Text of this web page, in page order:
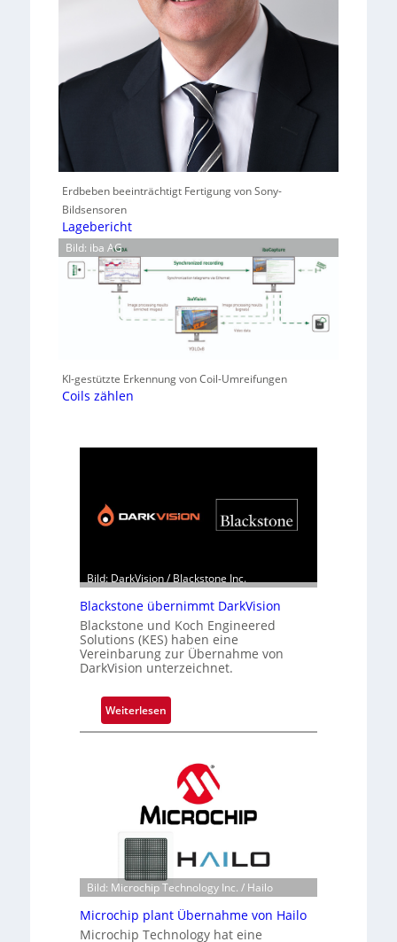
Erdbeben beeinträchtigt Fertigung von Sony-
Bildsensoren
Lagebericht
Bild: iba AG
KI-gestützte Erkennung von Coil-Umreifungen
Coils zählen
Bild: DarkVision / Blackstone Inc.
Blackstone übernimmt DarkVision
Blackstone und Koch Engineered
Solutions (KES) haben eine
Vereinbarung zur Übernahme von
DarkVision unterzeichnet.
Weiterlesen:
B
s
t
o
n
e
ü
b
Bild: Microchip Technology Inc. / Hailo
Microchip plant Übernahme von Hailo
Microchip Technology hat eine